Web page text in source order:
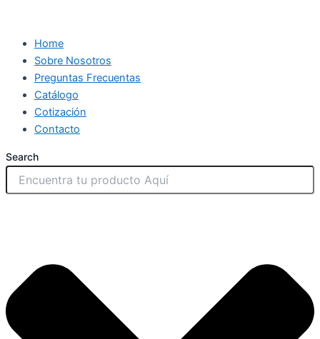
Home
Sobre Nosotros
Preguntas Frecuentas
Catálogo
Cotización
Contacto
Search